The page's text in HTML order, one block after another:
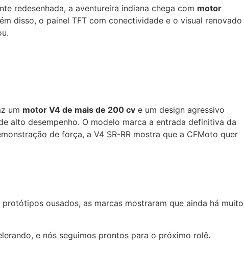
redesenhada, a aventureira indiana chega com motor
disso, o painel TFT com conectividade e o visual renovado
um motor V4 de mais de 200 cv e um design agressivo
alto desempenho. O modelo marca a entrada definitiva da
de força, a V4 SR-RR mostra que a CFMoto quer
ousados, as marcas mostraram que ainda há muito
e nós seguimos prontos para o próximo rolê.